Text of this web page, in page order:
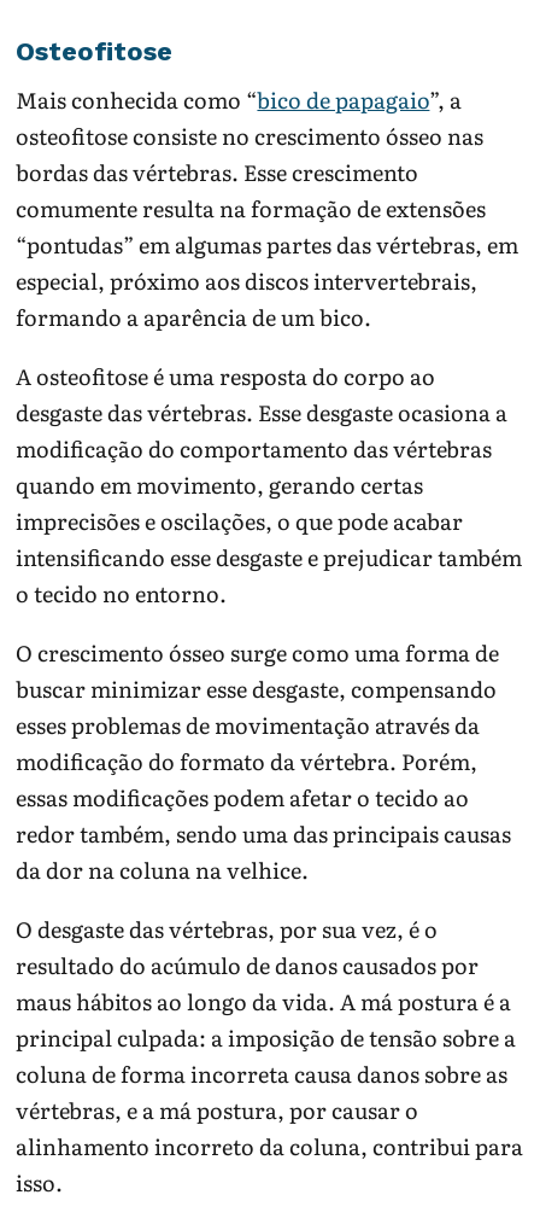
Osteofitose
Mais conhecida como “bico de papagaio”, a
osteofitose consiste no crescimento ósseo nas
bordas das vértebras. Esse crescimento
comumente resulta na formação de extensões
“pontudas” em algumas partes das vértebras, em
especial, próximo aos discos intervertebrais,
formando a aparência de um bico.
A osteofitose é uma resposta do corpo ao
desgaste das vértebras. Esse desgaste ocasiona a
modificação do comportamento das vértebras
quando em movimento, gerando certas
imprecisões e oscilações, o que pode acabar
intensificando esse desgaste e prejudicar também
o tecido no entorno.
O crescimento ósseo surge como uma forma de
buscar minimizar esse desgaste, compensando
esses problemas de movimentação através da
modificação do formato da vértebra. Porém,
essas modificações podem afetar o tecido ao
redor também, sendo uma das principais causas
da dor na coluna na velhice.
O desgaste das vértebras, por sua vez, é o
resultado do acúmulo de danos causados por
maus hábitos ao longo da vida. A má postura é a
principal culpada: a imposição de tensão sobre a
coluna de forma incorreta causa danos sobre as
vértebras, e a má postura, por causar o
alinhamento incorreto da coluna, contribui para
isso.